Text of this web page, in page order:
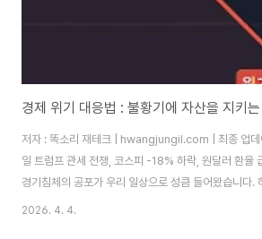
경제 위기 대응법 : 불황기에 자산을 지키
저자 : 똑소리 재테크 | hwangjungil.com | 최종 업
일 트럼프 관세 전쟁, 코스피 -18% 하락, 원달러 환율
경기침체의 공포가 우리 일상으로 성큼 들어왔습니다.
사람에게는 기회이기도 합니다. 이 글에서는 제가 직접
2026. 4. 4.